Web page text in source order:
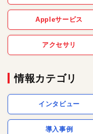
Appleサービス
アクセサリ
情報カテゴリ
インタビュー
導入事例